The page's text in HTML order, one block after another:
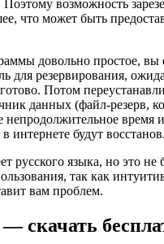
возможность
что может быть
довольно простое, вы
для резервирования,
Потом
данных (файл-резерв,
непродолжительное время
интернете будут
русского языка, но это не
так как
вам проблем.
скачать